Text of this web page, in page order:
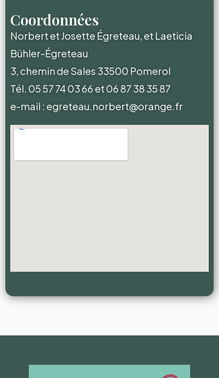
Coordonnées
Norbert et Josette Égreteau, et Laeticia
Bühler-Égreteau
3, chemin de Sales 33500 Pomerol
Tél. 05 57 74 03 66 et 06 87 38 35 87
e-mail : egreteau.norbert@orange.fr